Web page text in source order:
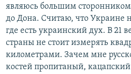
являюсь большим
до Дона. Считаю, что Украине
где есть украинский дух. В 21
страны не стоит измерять
километрами. Зачем мне
костей пропитаный,